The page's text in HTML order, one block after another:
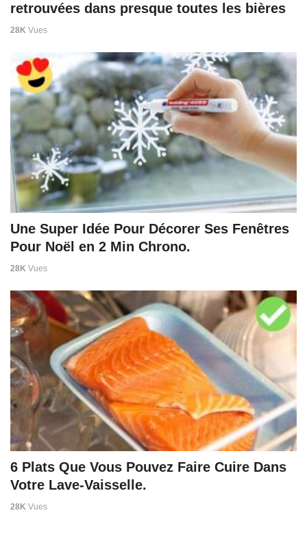
retrouvées dans presque toutes les bières
28K Vues
Une Super Idée Pour Décorer Ses Fenêtres
Pour Noël en 2 Min Chrono.
28K Vues
6 Plats Que Vous Pouvez Faire Cuire Dans
Votre Lave-Vaisselle.
28K Vues